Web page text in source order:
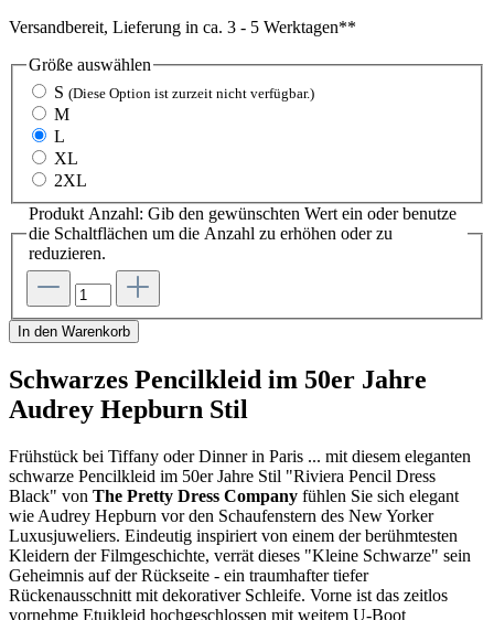
Versandbereit, Lieferung in ca. 3 - 5 Werktagen**
Größe auswählen
S (Diese Option ist zurzeit nicht verfügbar.)
M
L
XL
2XL
Produkt Anzahl: Gib den gewünschten Wert ein oder benutze
die Schaltflächen um die Anzahl zu erhöhen oder zu
reduzieren.
In den Warenkorb
Schwarzes Pencilkleid im 50er Jahre
Audrey Hepburn Stil
Frühstück bei Tiffany oder Dinner in Paris ... mit diesem eleganten
schwarze Pencilkleid im 50er Jahre Stil "Riviera Pencil Dress
Black" von The Pretty Dress Company fühlen Sie sich elegant
wie Audrey Hepburn vor den Schaufenstern des New Yorker
Luxusjuweliers. Eindeutig inspiriert von einem der berühmtesten
Kleidern der Filmgeschichte, verrät dieses "Kleine Schwarze" sein
Geheimnis auf der Rückseite - ein traumhafter tiefer
Rückenausschnitt mit dekorativer Schleife. Vorne ist das zeitlos
vornehme Etuikleid hochgeschlossen mit weitem U-Boot